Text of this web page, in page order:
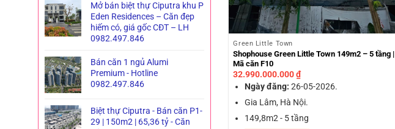
Mở bán biệt thự Ciputra khu P
Eden Residences – Căn đẹp
hiếm có, giá gốc CĐT – LH
0982.497.846
Bán căn 1 ngủ Alumi
Premium - Hotline
0982.497.846
Biệt thự Ciputra - Bán căn P1-
29 | 150m2 | 65,36 tỷ - Căn
Green Little Town
Shophouse Green Little Town 149m2 – 5 tầng |
Mã căn F10
32.990.000.000₫
Ngày đăng: 26-05-2026.
Gia Lâm, Hà Nội.
149,8m2 - 5 tầng